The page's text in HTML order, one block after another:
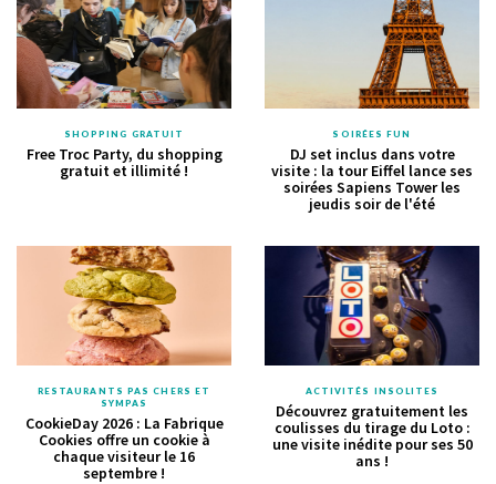
SHOPPING GRATUIT
Free Troc Party, du shopping
gratuit et illimité !
SOIRÉES FUN
DJ set inclus dans votre
visite : la tour Eiffel lance ses
soirées Sapiens Tower les
jeudis soir de l'été
RESTAURANTS PAS CHERS ET
SYMPAS
CookieDay 2026 : La Fabrique
Cookies offre un cookie à
chaque visiteur le 16
septembre !
ACTIVITÉS INSOLITES
Découvrez gratuitement les
coulisses du tirage du Loto :
une visite inédite pour ses 50
ans !